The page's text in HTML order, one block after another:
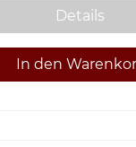
Details